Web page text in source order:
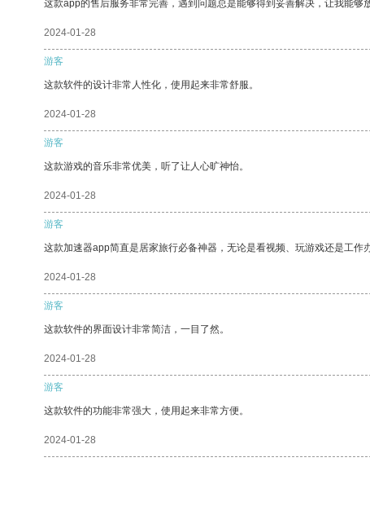
这款app的售后服务非常完善，遇到问题总是能够得到妥善解决，让我能够
2024-01-28
游客
这款软件的设计非常人性化，使用起来非常舒服。
2024-01-28
游客
这款游戏的音乐非常优美，听了让人心旷神怡。
2024-01-28
游客
这款加速器app简直是居家旅行必备神器，无论是看视频、玩游戏还是工
2024-01-28
游客
这款软件的界面设计非常简洁，一目了然。
2024-01-28
游客
这款软件的功能非常强大，使用起来非常方便。
2024-01-28